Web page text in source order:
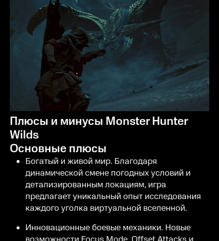
Плюсы и минусы Monster Hunter
Wilds
Основные плюсы
Богатый и живой мир. Благодаря
динамической смене погодных условий и
детализированным локациям, игра
предлагает уникальный опыт исследования
каждого уголка виртуальной вселенной.
Инновационные боевые механики. Новые